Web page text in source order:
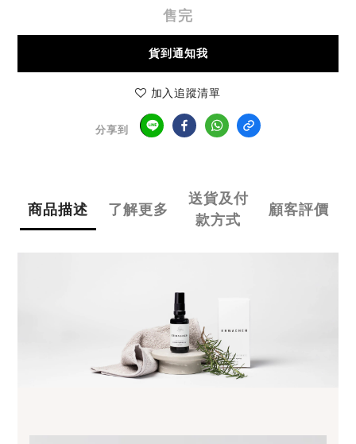
售完
貨到通知我
加入追蹤清單
分享到
商品描述 了解更多
送貨及付
款方式
顧客評價